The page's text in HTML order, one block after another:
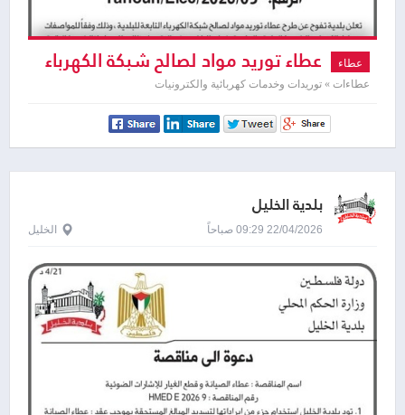
عطاء عطاء توريد مواد لصالح شبكة الكهرباء
عطاءات » توريدات وخدمات كهربائية والكترونيات
بلدية الخليل
22/04/2026 09:29 صباحاً الخليل